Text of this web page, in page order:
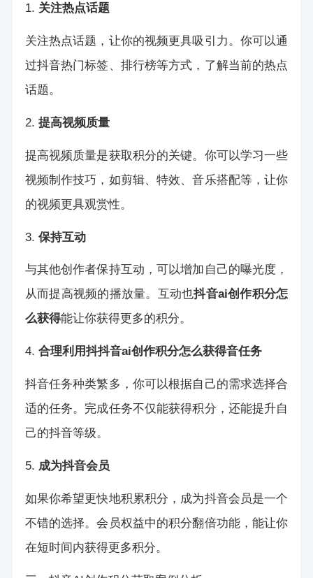
1. 关注热点话题
关注热点话题，让你的视频更具吸引力。你可以通
过抖音热门标签、排行榜等方式，了解当前的热点
话题。
2. 提高视频质量
提高视频质量是获取积分的关键。你可以学习一些
视频制作技巧，如剪辑、特效、音乐搭配等，让你
的视频更具观赏性。
3. 保持互动
与其他创作者保持互动，可以增加自己的曝光度，
从而提高视频的播放量。互动也抖音ai创作积分怎
么获得能让你获得更多的积分。
4. 合理利用抖抖音ai创作积分怎么获得音任务
抖音任务种类繁多，你可以根据自己的需求选择合
适的任务。完成任务不仅能获得积分，还能提升自
己的抖音等级。
5. 成为抖音会员
如果你希望更快地积累积分，成为抖音会员是一个
不错的选择。会员权益中的积分翻倍功能，能让你
在短时间内获得更多积分。